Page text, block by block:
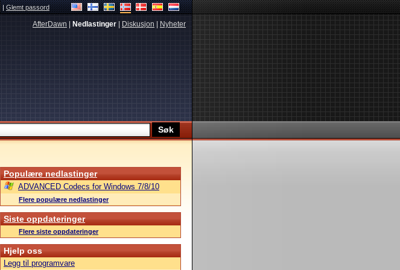
|Glemt passord
AfterDawn Nedlastinger Diskusjon Nyheter
Populære nedlastinger
ADVANCED Codecs for Windows 7/8/10
Flere populære nedlastinger
Siste oppdateringer
Flere siste oppdateringer
Hjelp oss
Legg til programvare